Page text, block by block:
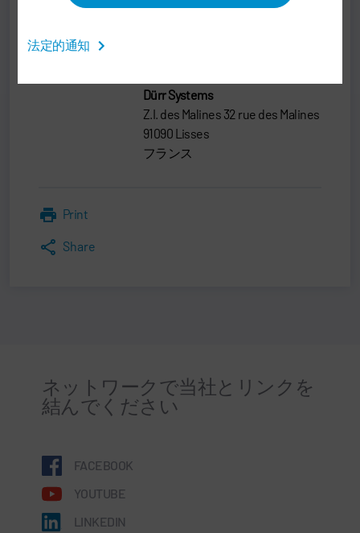
法定的通知
Dürr Systems
Z.I. des Malines 32 rue des Malines
91090 Lisses
フランス
Print
Share
ネットワークで当社とリンクを
結んでください
FACEBOOK
YOUTUBE
LINKEDIN